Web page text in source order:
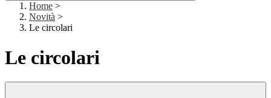
Home >
Novità >
Le circolari
Le circolari